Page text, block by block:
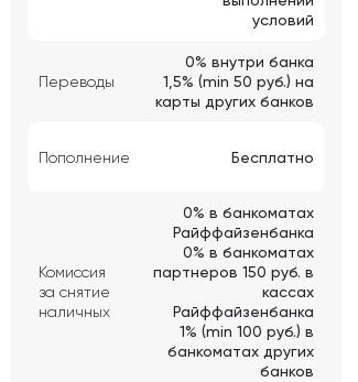
условий
Переводы
0% внутри банка
1,5% (min 50 руб.) на
карты других банков
Пополнение Бесплатно
Комиссия
за снятие
наличных
0% в банкоматах
Райффайзенбанка
0% в банкоматах
партнеров 150 руб. в
кассах
Райффайзенбанка
1% (min 100 руб.) в
банкоматах других
банков